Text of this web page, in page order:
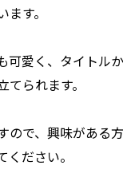
す。
可愛く、タイトル
られます。
ので、興味がある
ださい。